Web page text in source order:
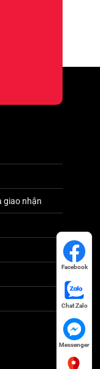
giao nhận
Facebook
Chat Zalo
Messenger